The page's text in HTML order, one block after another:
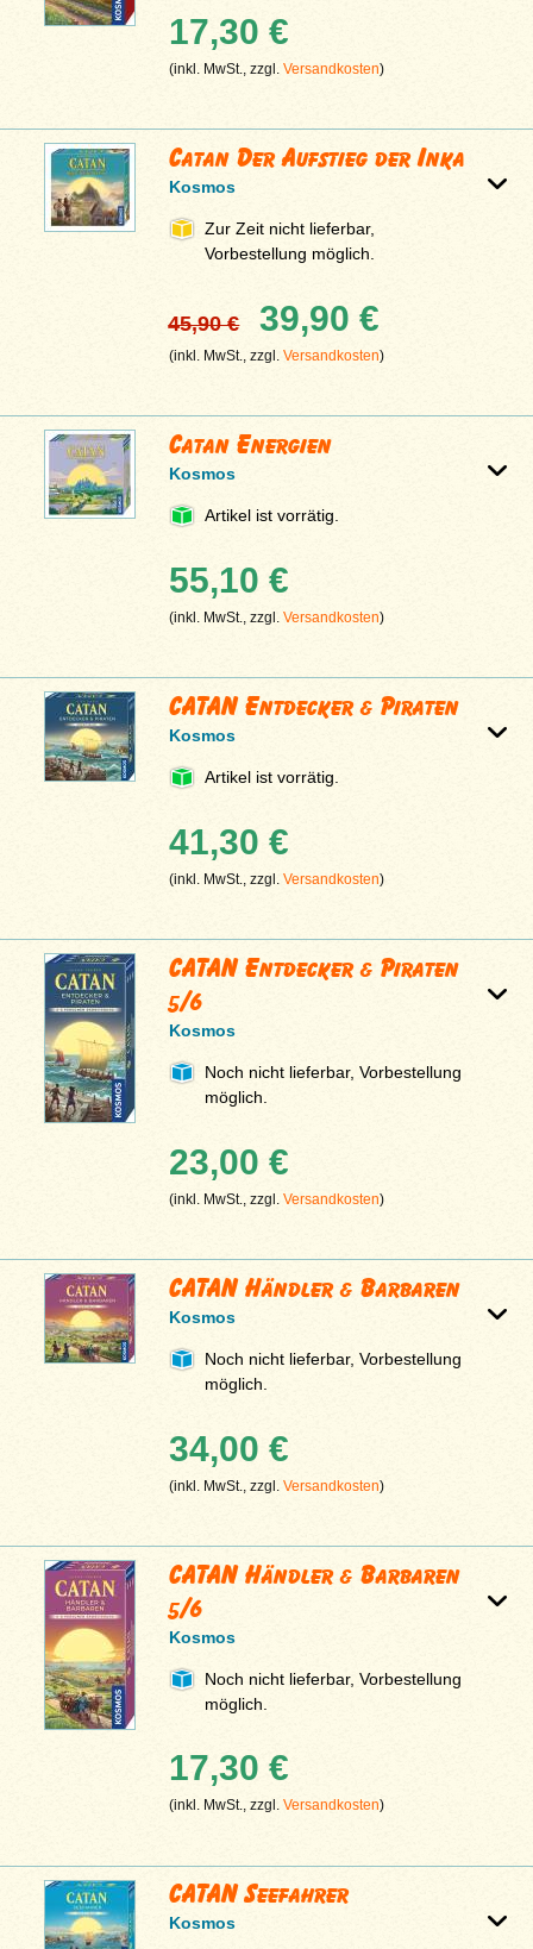
17,30 €
(inkl. MwSt., zzgl.Versandkosten)
Catan Der Aufstieg der Inka
Kosmos
Zur Zeit nicht lieferbar,
Vorbestellung möglich.
45,90 € 39,90 €
(inkl. MwSt., zzgl.Versandkosten)
Catan Energien
Kosmos
Artikel ist vorrätig.
55,10 €
(inkl. MwSt., zzgl.Versandkosten)
CATAN Entdecker & Piraten
Kosmos
Artikel ist vorrätig.
41,30 €
(inkl. MwSt., zzgl.Versandkosten)
CATAN Entdecker & Piraten
5/6
Kosmos
Noch nicht lieferbar, Vorbestellung
möglich.
23,00 €
(inkl. MwSt., zzgl.Versandkosten)
CATAN Händler & Barbaren
Kosmos
Noch nicht lieferbar, Vorbestellung
möglich.
34,00 €
(inkl. MwSt., zzgl.Versandkosten)
CATAN Händler & Barbaren
5/6
Kosmos
Noch nicht lieferbar, Vorbestellung
möglich.
17,30 €
(inkl. MwSt., zzgl.Versandkosten)
CATAN Seefahrer
Kosmos